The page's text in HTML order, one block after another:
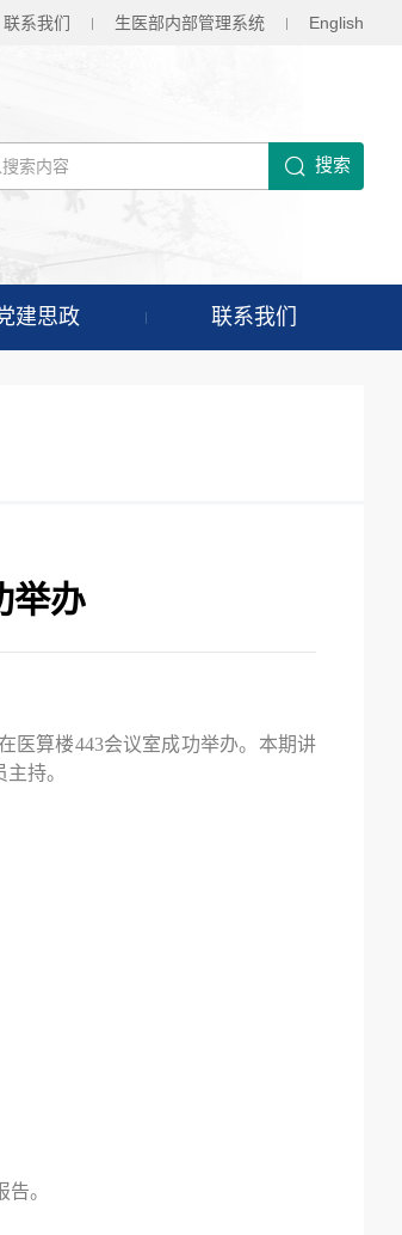
联系我们 生医部内部管理系统 English
搜索
建思政 联系我们
举办
医算楼443会议室成功举办。本期讲
持。
。